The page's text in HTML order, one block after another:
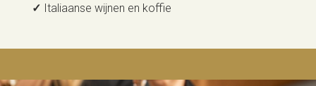
✓ Italiaanse wijnen en koffie